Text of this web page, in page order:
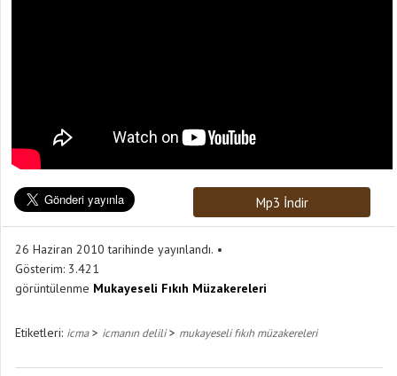
Mp3 İndir
26 Haziran 2010 tarihinde yayınlandı.
Gösterim: 3.421
görüntülenme Mukayeseli Fıkıh Müzakereleri
Etiketleri: icma> icmanın delili> mukayeseli fıkıh müzakereleri